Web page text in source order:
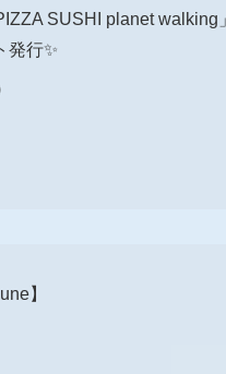
SUSHI planet
発行✨
】